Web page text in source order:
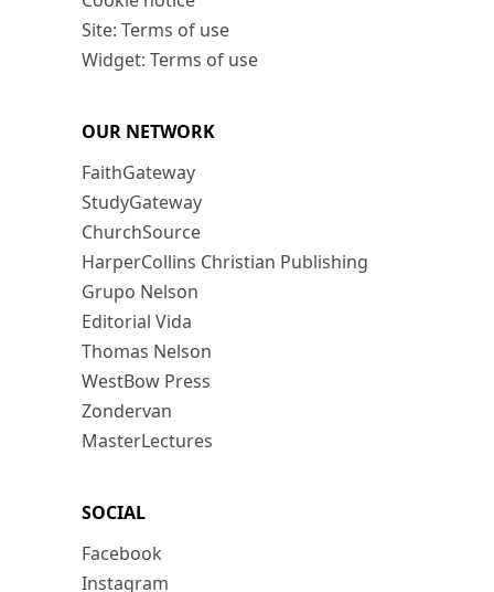
Site: Terms of use
Widget: Terms of use
OUR NETWORK
FaithGateway
StudyGateway
ChurchSource
HarperCollins Christian Publishing
Grupo Nelson
Editorial Vida
Thomas Nelson
WestBow Press
Zondervan
MasterLectures
SOCIAL
Facebook
Instagram